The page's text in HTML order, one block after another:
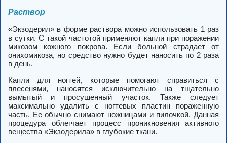
Раствор
«Экзодерил» в форме раствора можно использовать 1 раз
в сутки. С такой частотой применяют капли при поражении
микозом кожного покрова. Если больной страдает от
онихомикоза, но средство нужно будет наносить по 2 раза
в день.
Капли для ногтей, которые помогают справиться с
плесенями, наносятся исключительно на тщательно
вымытый и просушенный участок. Также следует
максимально удалить с ногтевых пластин пораженную
часть. Ее обычно снимают ножницами и пилочкой. Данная
процедура облегчает процесс проникновения активного
вещества «Экзодерила» в глубокие ткани.